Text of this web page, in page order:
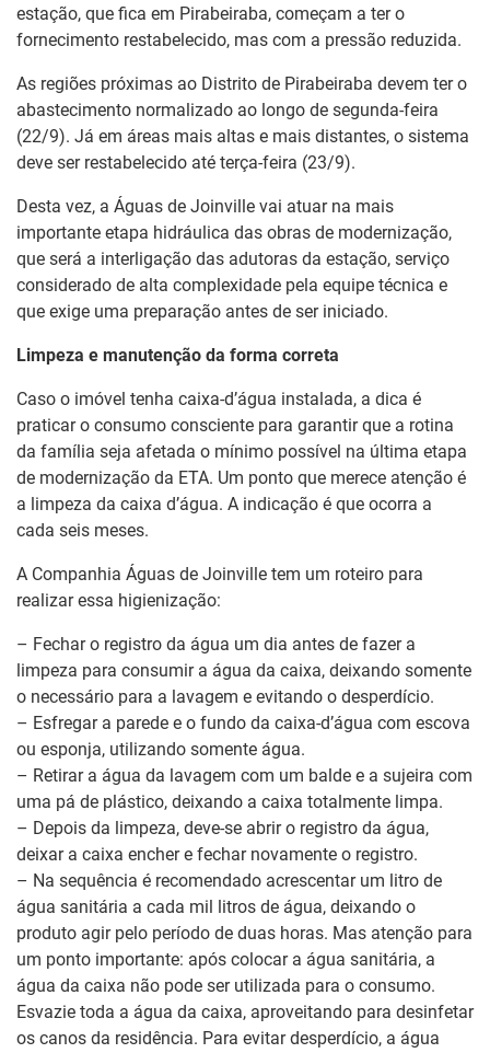
estação, que fica em Pirabeiraba, começam a ter o
fornecimento restabelecido, mas com a pressão reduzida.
As regiões próximas ao Distrito de Pirabeiraba devem ter o
abastecimento normalizado ao longo de segunda-feira
(22/9). Já em áreas mais altas e mais distantes, o sistema
deve ser restabelecido até terça-feira (23/9).
Desta vez, a Águas de Joinville vai atuar na mais
importante etapa hidráulica das obras de modernização,
que será a interligação das adutoras da estação, serviço
considerado de alta complexidade pela equipe técnica e
que exige uma preparação antes de ser iniciado.
Limpeza e manutenção da forma correta
Caso o imóvel tenha caixa-d’água instalada, a dica é
praticar o consumo consciente para garantir que a rotina
da família seja afetada o mínimo possível na última etapa
de modernização da ETA. Um ponto que merece atenção é
a limpeza da caixa d’água. A indicação é que ocorra a
cada seis meses.
A Companhia Águas de Joinville tem um roteiro para
realizar essa higienização:
– Fechar o registro da água um dia antes de fazer a
limpeza para consumir a água da caixa, deixando somente
o necessário para a lavagem e evitando o desperdício.
– Esfregar a parede e o fundo da caixa-d’água com escova
ou esponja, utilizando somente água.
– Retirar a água da lavagem com um balde e a sujeira com
uma pá de plástico, deixando a caixa totalmente limpa.
– Depois da limpeza, deve-se abrir o registro da água,
deixar a caixa encher e fechar novamente o registro.
– Na sequência é recomendado acrescentar um litro de
água sanitária a cada mil litros de água, deixando o
produto agir pelo período de duas horas. Mas atenção para
um ponto importante: após colocar a água sanitária, a
água da caixa não pode ser utilizada para o consumo.
Esvazie toda a água da caixa, aproveitando para desinfetar
os canos da residência. Para evitar desperdício, a água